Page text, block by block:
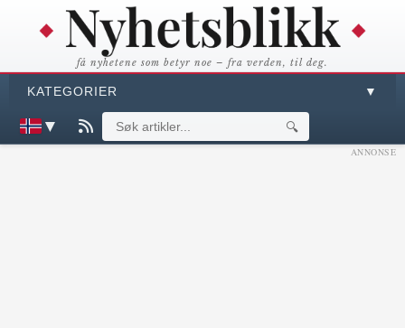
få nyhetene som betyr noe – fra verden, til deg.
KATEGORIER ▼
▼ 🔍
ANNONSE